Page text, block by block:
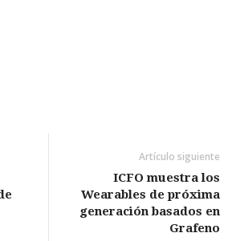
Artículo siguiente
ICFO muestra los
Wearables de próxima
generación basados en
Grafeno